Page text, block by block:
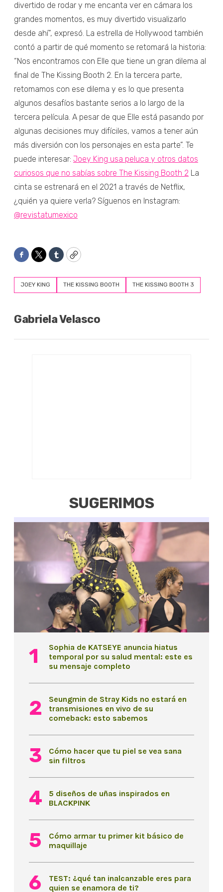
divertido de rodar y me encanta ver en cámara los
grandes momentos, es muy divertido visualizarlo
desde ahí”, expresó. La estrella de Hollywood también
contó a partir de qué momento se retomará la historia:
“Nos encontramos con Elle que tiene un gran dilema al
final de The Kissing Booth 2. En la tercera parte,
retomamos con ese dilema y es lo que presenta
algunos desafíos bastante serios a lo largo de la
tercera película. A pesar de que Elle está pasando por
algunas decisiones muy difíciles, vamos a tener aún
más diversión con los personajes en esta parte”. Te
puede interesar: Joey King usa peluca y otros datos
curiosos que no sabías sobre The Kissing Booth 2 La
cinta se estrenará en el 2021 a través de Netflix,
¿quién ya quiere verla? Síguenos en Instagram:
@revistatumexico
Facebook
TwitterTumblrCopy
JOEY KING THE KISSING BOOTH THE KISSING BOOTH 3
Gabriela Velasco
SUGERIMOS
Sophia de KATSEYE anuncia hiatus
temporal por su salud mental: este es
su mensaje completo
Seungmin de Stray Kids no estará en
transmisiones en vivo de su
comeback: esto sabemos
Cómo hacer que tu piel se vea sana
sin filtros
5 diseños de uñas inspirados en
BLACKPINK
Cómo armar tu primer kit básico de
maquillaje
TEST: ¿qué tan inalcanzable eres para
quien se enamora de ti?